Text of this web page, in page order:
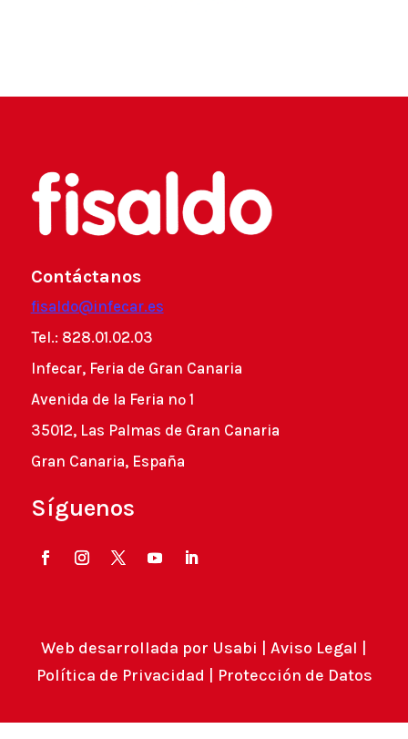
Contáctanos
fisaldo@infecar.es
Tel.: 828.01.02.03
Infecar, Feria de Gran Canaria
Avenida de la Feria nº 1
35012, Las Palmas de Gran Canaria
Gran Canaria, España
Síguenos
Web desarrollada por Usabi Aviso Legal
Política de Privacidad
Protección de Datos